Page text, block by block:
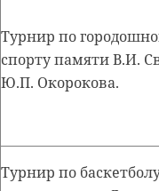
Турнир по
спорту памяти В.И.
Ю.П. Окорокова.
Турнир по